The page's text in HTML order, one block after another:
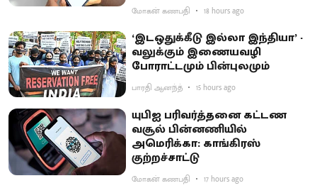
மோகன் கணபதி 18 hours ago
‘இடஒதுக்கீடு இல்லா இந்தியா’ -
வலுக்கும் இணையவழி
போராட்டமும் பின்புலமும்
பாரதி ஆனந்த் 15 hours ago
யுபிஐ பரிவர்த்தனை கட்டண
வசூல் பின்னணியில்
அமெரிக்கா: காங்கிரஸ்
குற்றச்சாட்டு
மோகன் கணபதி 17 hours ago